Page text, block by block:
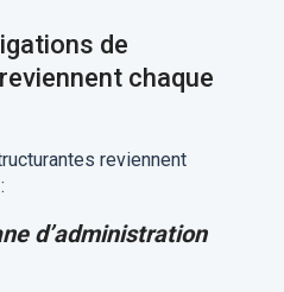
de
chaque
reviennent
d’administration